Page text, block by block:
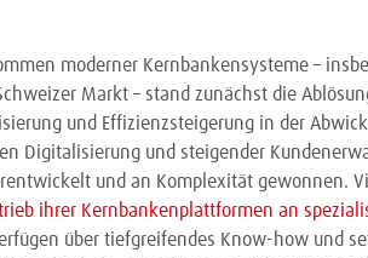
moderner Kernbankensysteme –
Markt – stand zunächst die
und Effizienzsteigerung in der
Digitalisierung und steigender
und an Komplexität gewonnen.
ihrer Kernbankenplattformen an
über tiefgreifendes Know-how und